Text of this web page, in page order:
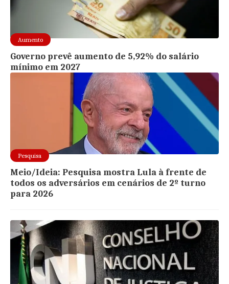
Aumento
Governo prevê aumento de 5,92% do salário
mínimo em 2027
Pesquisa
Meio/Ideia: Pesquisa mostra Lula à frente de
todos os adversários em cenários de 2º turno
para 2026